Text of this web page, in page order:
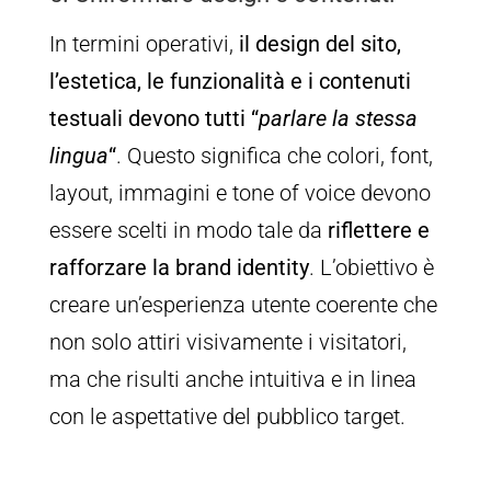
In termini operativi, il design del sito,
l’estetica, le funzionalità e i contenuti
testuali devono tutti “parlare la stessa
lingua“. Questo significa che colori, font,
layout, immagini e tone of voice devono
essere scelti in modo tale da riflettere e
rafforzare la brand identity. L’obiettivo è
creare un’esperienza utente coerente che
non solo attiri visivamente i visitatori,
ma che risulti anche intuitiva e in linea
con le aspettative del pubblico target.